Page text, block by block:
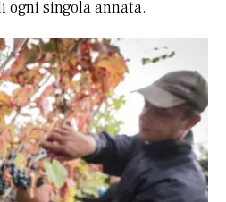
singola annata.